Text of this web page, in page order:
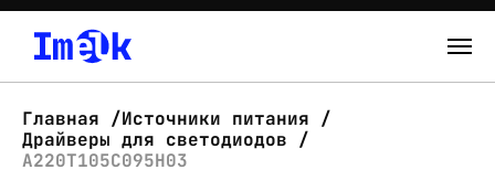
О нас
Главная
Источники питания
Драйверы для светодиодов
А220Т105С095Н03